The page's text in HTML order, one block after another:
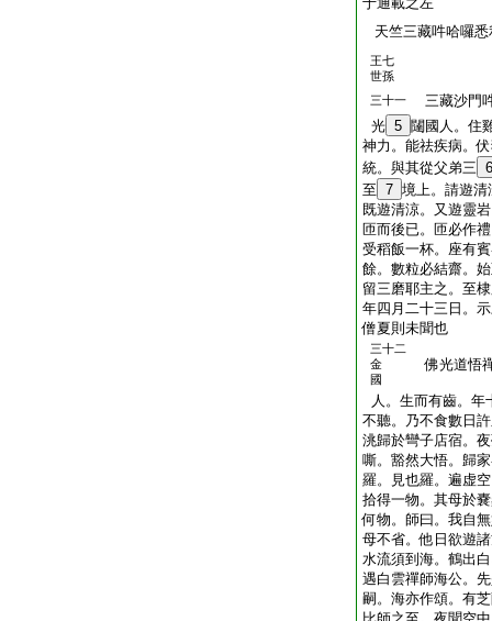
天竺三藏吽哈囉
王七
世孫
三十一
三藏沙門
光 5 闥國人。住
神力。能祛疾病。
統。與其從父弟三 6
至 7 境上。請遊清
既遊清涼。又遊靈
匝而後已。匝必作
受稻飯一杯。座有
餘。數粒必結齋。
留三磨耶主之。至
年四月二十三日。
僧夏則未聞也
三十二
金
國
佛光道悟
人。生而有齒。年
不聽。乃不食數日
洮歸於彎子店宿。
嘶。豁然大悟。歸
羅。見也羅。遍虚
拾得一物。其母於
何物。師曰。我自
母不省。他日欲遊
水流須到海。鶴出
遇白雲禪師海公。
嗣。海亦作頌。有